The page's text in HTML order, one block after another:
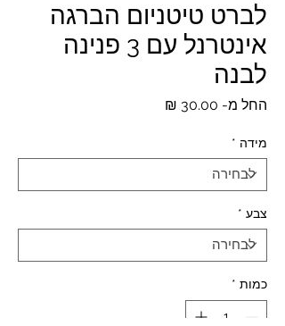
לברט טיטניום הברגה
אינטרנל עם 3 פנינה
לבנה
החל מ- 30.00 ₪
מידה *
צבע *
כמות *